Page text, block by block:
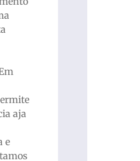
aja
e